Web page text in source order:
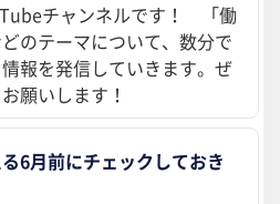
チャンネルです！ 「働
のテーマについて、数分で
報を発信していきます。ぜ
願いします！
6月前にチェックしておき